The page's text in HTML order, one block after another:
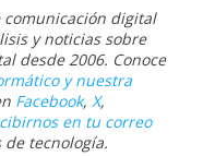
digital
y noticias sobre
desde 2006. Conoce
y nuestra
Facebook, X,
en tu correo
tecnología.